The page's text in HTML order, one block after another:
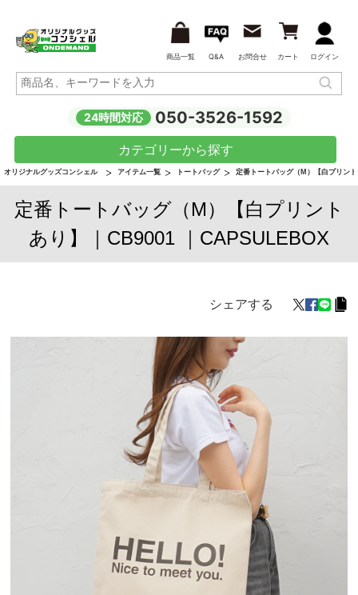
商品一覧 Q&A お問合せ カート ログイン
24時間対応 050-3526-1592
カテゴリーから探す
オリジナルグッズコンシェル アイテム一覧 トートバッグ 定番トートバッグ（M）【白プリン
定番トートバッグ（M）【白プリント
あり】｜CB9001 ｜CAPSULEBOX
シェアする